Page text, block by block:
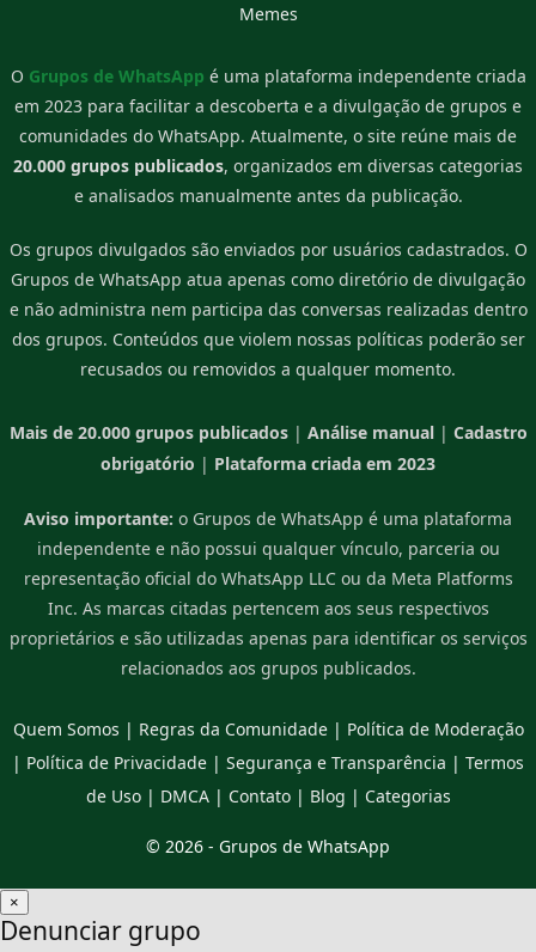
Memes
O Grupos de WhatsApp é uma plataforma independente criada
em 2023 para facilitar a descoberta e a divulgação de grupos e
comunidades do WhatsApp. Atualmente, o site reúne mais de
20.000 grupos publicados, organizados em diversas categorias
e analisados manualmente antes da publicação.
Os grupos divulgados são enviados por usuários cadastrados. O
Grupos de WhatsApp atua apenas como diretório de divulgação
e não administra nem participa das conversas realizadas dentro
dos grupos. Conteúdos que violem nossas políticas poderão ser
recusados ou removidos a qualquer momento.
Mais de 20.000 grupos publicados| Análise manual| Cadastro
obrigatório | Plataforma criada em 2023
Aviso importante: o Grupos de WhatsApp é uma plataforma
independente e não possui qualquer vínculo, parceria ou
representação oficial do WhatsApp LLC ou da Meta Platforms
Inc. As marcas citadas pertencem aos seus respectivos
proprietários e são utilizadas apenas para identificar os serviços
relacionados aos grupos publicados.
Quem Somos | Regras da Comunidade| Política de Moderação
| Política de Privacidade | Segurança e Transparência | Termos
de Uso| DMCA| Contato| Blog | Categorias
© 2026 - Grupos de WhatsApp
×
Denunciar grupo